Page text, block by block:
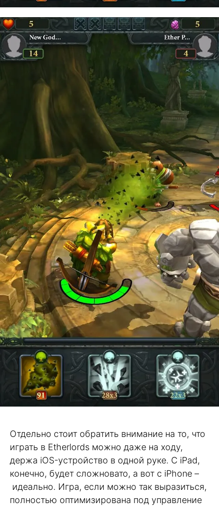
Отдельно стоит обратить внимание на то, что
играть в Etherlords можно даже на ходу,
держа iOS-устройство в одной руке. С iPad,
конечно, будет сложновато, а вот с iPhone –
идеально. Игра, если можно так выразиться,
полностью оптимизирована под управление